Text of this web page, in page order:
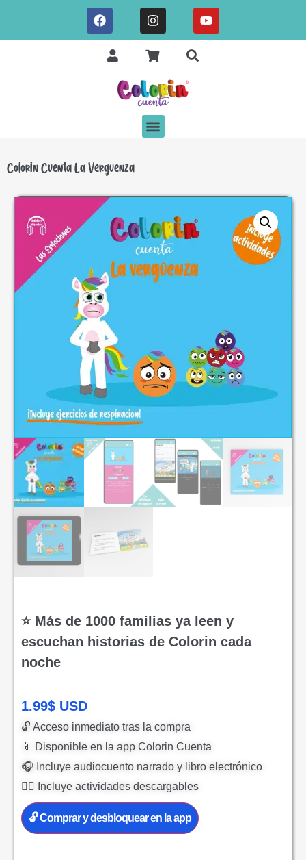
Colorin Cuenta La Vergüenza
⭐ Más de 1000 familias ya leen y
escuchan historias de Colorin cada
noche
1.99$ USD
🔓 Acceso inmediato tras la compra
📱 Disponible en la app Colorin Cuenta
🎧 Incluye audiocuento narrado y libro electrónico
✍🏻 Incluye actividades descargables
🔓 Comprar y desbloquear en la app